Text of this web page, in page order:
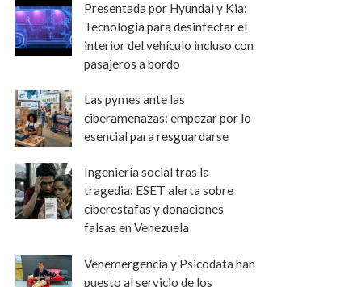
Presentada por Hyundai y Kia:
Tecnología para desinfectar el
interior del vehículo incluso con
pasajeros a bordo
Las pymes ante las
ciberamenazas: empezar por lo
esencial para resguardarse
Ingeniería social tras la
tragedia: ESET alerta sobre
ciberestafas y donaciones
falsas en Venezuela
Venemergencia y Psicodata han
puesto al servicio de los